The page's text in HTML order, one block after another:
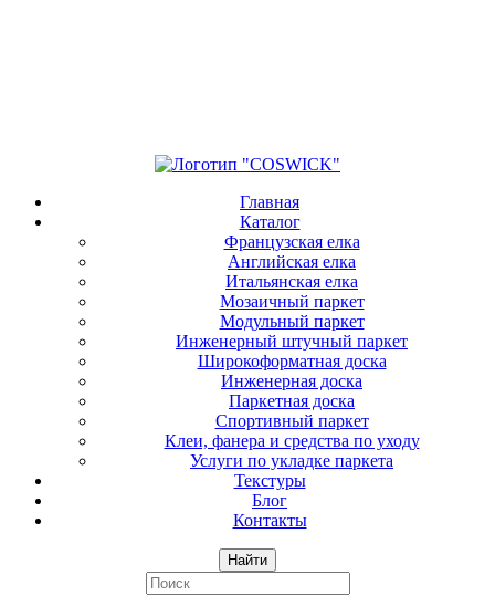
Главная
Каталог
Французская елка
Английская елка
Итальянская елка
Мозаичный паркет
Модульный паркет
Инженерный штучный паркет
Широкоформатная доска
Инженерная доска
Паркетная доска
Спортивный паркет
Клеи, фанера и средства по уходу
Услуги по укладке паркета
Текстуры
Блог
Контакты
Найти